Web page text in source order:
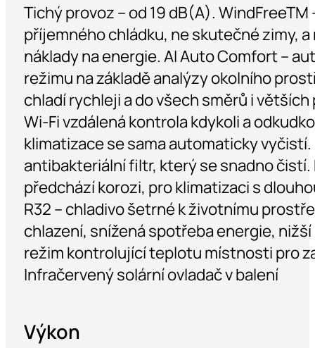
Tichý provoz – od 19 dB(A).
příjemného chládku, ne skutečné zimy,
náklady na energie. AI Auto Comfort –
režimu na základě analýzy okolního
chladí rychleji a do všech směrů i
Wi-Fi vzdálená kontrola kdykoli a
klimatizace se sama automaticky vyčistí.
antibakteriální filtr, který se snadno čistí.
předchází korozi, pro klimatizaci s
R32 – chladivo šetrné k životnímu
chlazení, snížená spotřeba energie, nižší
režim kontrolující teplotu místnosti pro
Infračervený solární ovladač v balení
Výkon